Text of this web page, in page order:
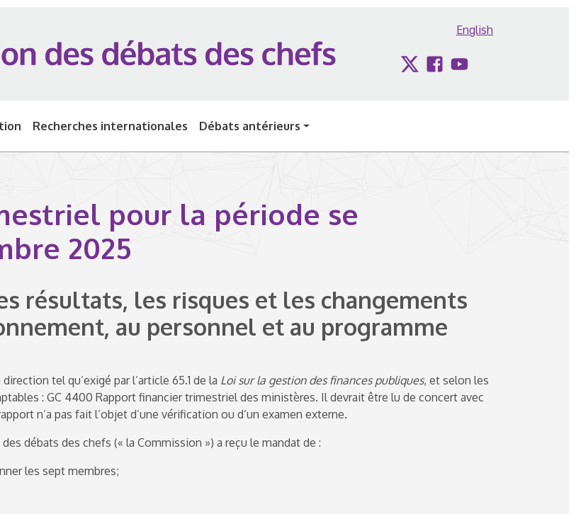
English
TwitterFacebookYouTube
Recherches internationales Débats antérieurs
pour la période se
2025
résultats, les risques et les changements
au personnel et au programme
tel qu’exigé par l’article 65.1 de la Loi sur la gestion des finances publiques, et selon les
: GC 4400 Rapport financier trimestriel des ministères. Il devrait être lu de concert avec
n’a pas fait l’objet d’une vérification ou d’un examen externe.
débats des chefs (« la Commission ») a reçu le mandat de :
les sept membres;